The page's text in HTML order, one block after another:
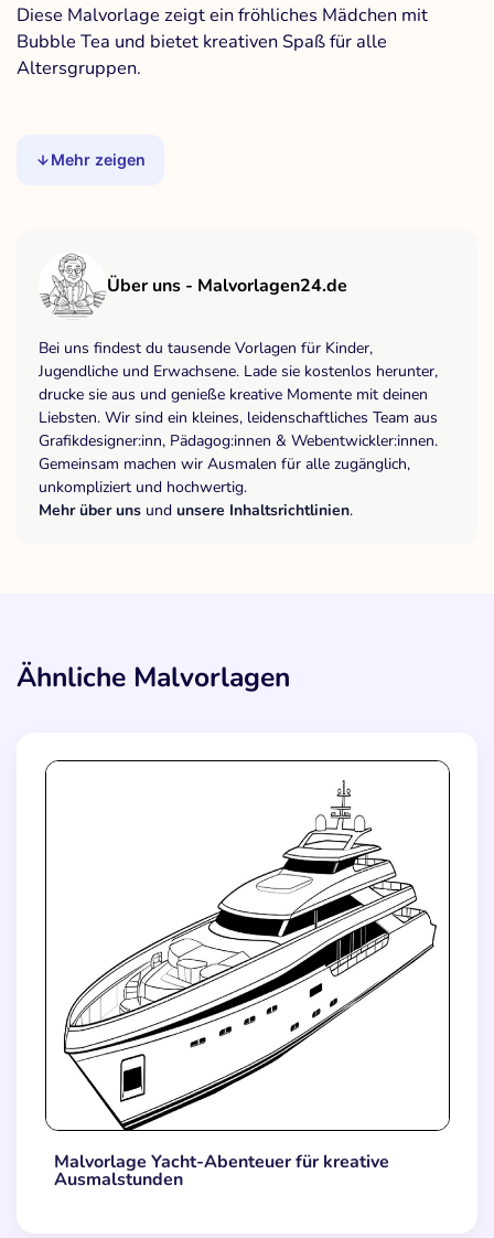
Diese Malvorlage zeigt ein fröhliches Mädchen mit
Bubble Tea und bietet kreativen Spaß für alle
Altersgruppen.
Mehr zeigen
Über uns - Malvorlagen24.de
Bei uns findest du tausende Vorlagen für Kinder,
Jugendliche und Erwachsene. Lade sie kostenlos herunter,
drucke sie aus und genieße kreative Momente mit deinen
Liebsten. Wir sind ein kleines, leidenschaftliches Team aus
Grafikdesigner:inn, Pädagog:innen & Webentwickler:innen.
Gemeinsam machen wir Ausmalen für alle zugänglich,
unkompliziert und hochwertig.
Mehr über uns und unsere Inhaltsrichtlinien.
Ähnliche Malvorlagen
Malvorlage Yacht-Abenteuer für kreative
Ausmalstunden